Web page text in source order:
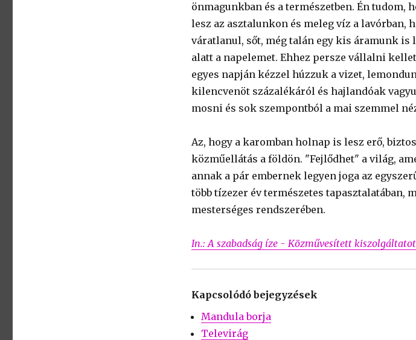
önmagunkban és a természetben. Én tudom,
lesz az asztalunkon és meleg víz a lavórban,
váratlanul, sőt, még talán egy kis áramunk is
alatt a napelemet. Ehhez persze vállalni
egyes napján kézzel húzzuk a vizet,
kilencvenöt százalékáról és hajlandóak
mosni és sok szempontból a mai szemmel
Az, hogy a karomban holnap is lesz erő,
közműellátás a földön. "Fejlődhet" a világ,
annak a pár embernek legyen joga az
több tízezer év természetes tapasztalatában,
mesterséges rendszerében.
In.: A szabadság íze - Közművesített
Kapcsolódó bejegyzések
Mandula borja
Televirág